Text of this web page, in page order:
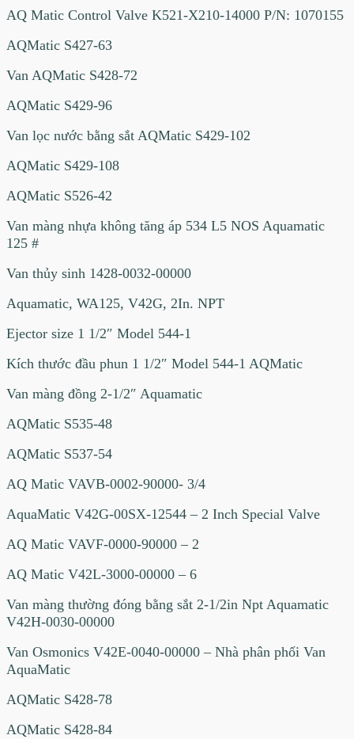
AQ Matic Control Valve K521-X210-14000 P/N: 1070155
AQMatic S427-63
Van AQMatic S428-72
AQMatic S429-96
Van lọc nước bằng sắt AQMatic S429-102
AQMatic S429-108
AQMatic S526-42
Van màng nhựa không tăng áp 534 L5 NOS Aquamatic
125 #
Van thủy sinh 1428-0032-00000
Aquamatic, WA125, V42G, 2In. NPT
Ejector size 1 1/2″ Model 544-1
Kích thước đầu phun 1 1/2″ Model 544-1 AQMatic
Van màng đồng 2-1/2″ Aquamatic
AQMatic S535-48
AQMatic S537-54
AQ Matic VAVB-0002-90000- 3/4
AquaMatic V42G-00SX-12544 – 2 Inch Special Valve
AQ Matic VAVF-0000-90000 – 2
AQ Matic V42L-3000-00000 – 6
Van màng thường đóng bằng sắt 2-1/2in Npt Aquamatic
V42H-0030-00000
Van Osmonics V42E-0040-00000 – Nhà phân phối Van
AquaMatic
AQMatic S428-78
AQMatic S428-84